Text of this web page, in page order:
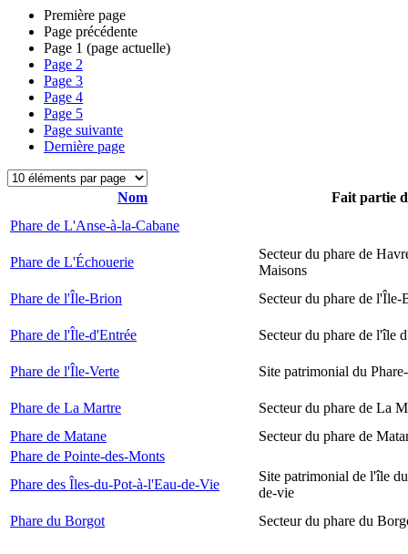
Première page
Page précédente
Page 1 (page actuelle)
Page 2
Page 3
Page 4
Page 5
Page suivante
Dernière page
Nom
Fait partie
Phare de L'Anse-à-la-Cabane
Phare de L'Échouerie
Secteur du phare de
Maisons
Phare de l'Île-Brion
Secteur du phare de l'Île-
Phare de l'Île-d'Entrée Secteur du phare de l'île
Phare de l'Île-Verte Site patrimonial du
Phare de La Martre
Secteur du phare de La
Phare de Matane
Secteur du phare de
Phare de Pointe-des-Monts
Phare des Îles-du-Pot-à-l'Eau-de-Vie
Site patrimonial de l'île
de-vie
Phare du Borgot
Secteur du phare du